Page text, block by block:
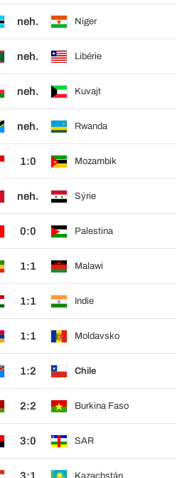
neh. Niger
neh. Libérie
neh. Kuvajt
neh. Rwanda
1:0 Mozambik
neh. Sýrie
0:0 Palestina
1:1 Malawi
1:1 Indie
1:1 Moldavsko
1:2 Chile
2:2 Burkina Faso
3:0 SAR